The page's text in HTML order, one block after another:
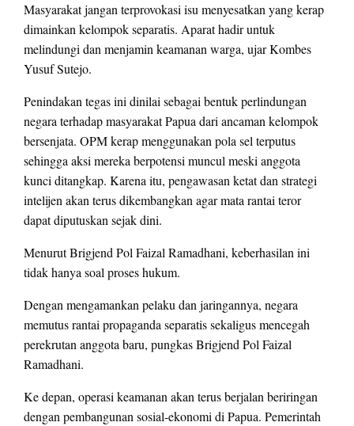
Masyarakat jangan terprovokasi isu menyesatkan yang kerap
dimainkan kelompok separatis. Aparat hadir untuk
melindungi dan menjamin keamanan warga, ujar Kombes
Yusuf Sutejo.
Penindakan tegas ini dinilai sebagai bentuk perlindungan
negara terhadap masyarakat Papua dari ancaman kelompok
bersenjata. OPM kerap menggunakan pola sel terputus
sehingga aksi mereka berpotensi muncul meski anggota
kunci ditangkap. Karena itu, pengawasan ketat dan strategi
intelijen akan terus dikembangkan agar mata rantai teror
dapat diputuskan sejak dini.
Menurut Brigjend Pol Faizal Ramadhani, keberhasilan ini
tidak hanya soal proses hukum.
Dengan mengamankan pelaku dan jaringannya, negara
memutus rantai propaganda separatis sekaligus mencegah
perekrutan anggota baru, pungkas Brigjend Pol Faizal
Ramadhani.
Ke depan, operasi keamanan akan terus berjalan beriringan
dengan pembangunan sosial-ekonomi di Papua. Pemerintah